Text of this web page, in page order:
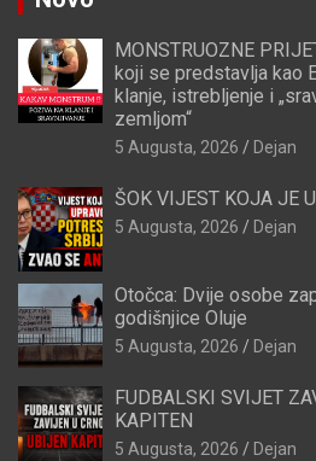
MONSTRUOZNE
koji se predstavlja kao
klanje, istrebljenje i
zemljom“
5 Augusta, 2026 Dejan
ŠOK VIJEST KOJA JE
5 Augusta, 2026 Dejan
Otočca: Dvije osobe
godišnjice Oluje
5 Augusta, 2026 Dejan
FUDBALSKI SVIJET
KAPITEN
5 Augusta, 2026 Dejan